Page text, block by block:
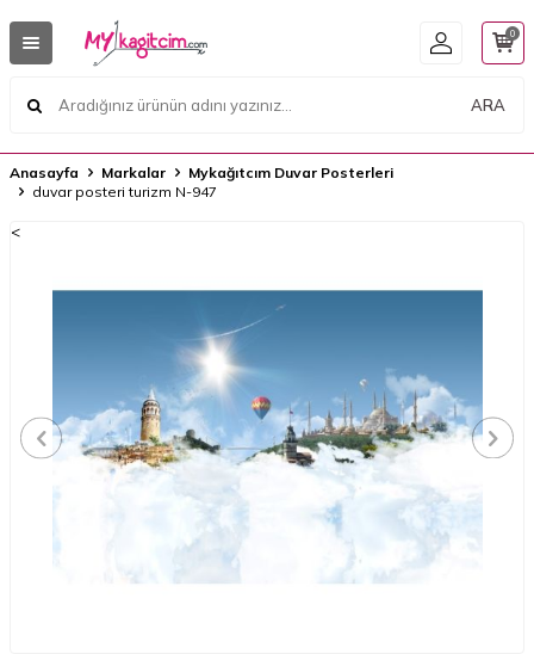
ARA
0
Anasayfa Markalar
Mykağıtcım Duvar Posterleri
duvar posteri turizm N-947
<